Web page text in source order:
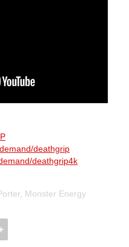
deathgrip
deathgrip4k
Monster Energy